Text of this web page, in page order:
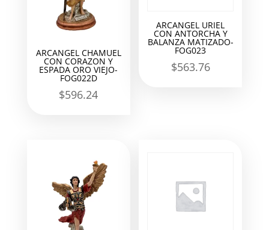
ARCANGEL CHAMUEL
CON CORAZON Y
ESPADA ORO VIEJO-
FOG022D
$596.24
ARCANGEL URIEL
CON ANTORCHA Y
BALANZA MATIZADO-
FOG023
$563.76